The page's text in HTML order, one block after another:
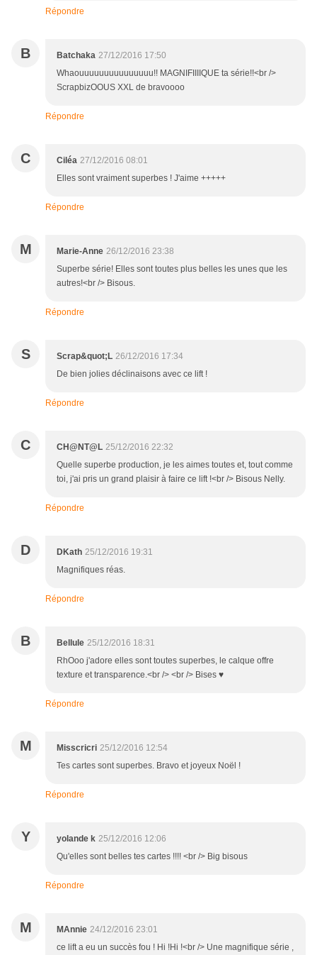
Répondre
B Batchaka 27/12/2016 17:50
Whaouuuuuuuuuuuuuuu!! MAGNIFIIIIQUE ta série!!<br />
ScrapbizOOUS XXL de bravoooo
Répondre
C Ciléa 27/12/2016 08:01
Elles sont vraiment superbes ! J'aime +++++
Répondre
M Marie-Anne 26/12/2016 23:38
Superbe série! Elles sont toutes plus belles les unes que les
autres!<br /> Bisous.
Répondre
S Scrap&quot;L 26/12/2016 17:34
De bien jolies déclinaisons avec ce lift !
Répondre
C CH@NT@L 25/12/2016 22:32
Quelle superbe production, je les aimes toutes et, tout comme
toi, j'ai pris un grand plaisir à faire ce lift !<br /> Bisous Nelly.
Répondre
D DKath 25/12/2016 19:31
Magnifiques réas.
Répondre
B Bellule 25/12/2016 18:31
RhOoo j'adore elles sont toutes superbes, le calque offre
texture et transparence.<br /> <br /> Bises ♥
Répondre
M Misscricri 25/12/2016 12:54
Tes cartes sont superbes. Bravo et joyeux Noël !
Répondre
Y yolande k 25/12/2016 12:06
Qu'elles sont belles tes cartes !!!! <br /> Big bisous
Répondre
M MAnnie 24/12/2016 23:01
ce lift a eu un succès fou ! Hi !Hi !<br /> Une magnifique série ,